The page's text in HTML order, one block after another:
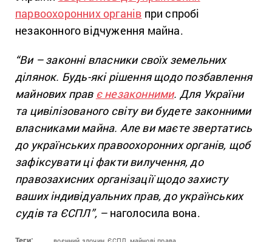
парвоохоронних органів при спробі
незаконного відчуження майна.
“Ви – законні власники своїх земельних
ділянок. Будь-які рішення щодо позбавлення
майнових прав є незаконними. Для України
та цивілізованого світу ви будете законними
власниками майна. Але ви маєте звертатись
до українських правоохоронних органів, щоб
зафіксувати ці факти вилучення, до
правозахисних організації щодо захисту
ваших індивідуальних прав, до українських
судів та ЄСПЛ”, – наголосила вона.